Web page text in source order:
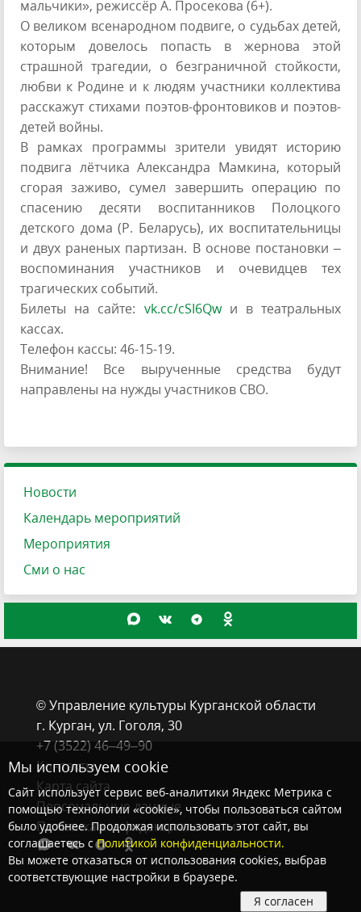
мальчики», режиссёр А. Просекова (6+).
О великом всенародном подвиге, о судьбах детей,
которым довелось попасть в жернова этой
страшной трагедии, о безграничной стойкости,
любви к Родине и к людям участники коллектива
расскажут стихами поэтов-фронтовиков и поэтов-
детей войны.
В рамках программы зрители увидят историю
подвига лётчика Александра Мамкина, который
сгорая заживо, сумел завершить операцию по
спасению десяти воспитанников Полоцкого
детского дома (Р. Беларусь), их воспитательницы
и двух раненых партизан. В основе постановки –
воспоминания участников и очевидцев тех
трагических событий.
Билеты на сайте: vk.cc/cSI6Qwи в театральных
кассах.
Телефон кассы: 46-15-19.
Внимание! Все вырученные средства будут
направлены на нужды участников СВО.
Новости
Календарь мероприятий
Мероприятия
Сми о нас
© Управление культуры Курганской области
г. Курган, ​ул. Гоголя, 30
+7 (3522) 46‒49‒90
Контакты
Карта сайта
Персональные данные
Политика конфиденциальности
Мы используем cookie
Сайт использует сервис веб-аналитики Яндекс Метрика с
помощью технологии «cookie», чтобы пользоваться сайтом
было удобнее. Продолжая использовать этот сайт, вы
соглашаетесь сПолитикой конфиденциальности.
Вы можете отказаться от использования cookies, выбрав
соответствующие настройки в браузере.
Я согласен